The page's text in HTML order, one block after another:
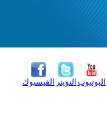
الفيسبوك التويتر اليوتيوب